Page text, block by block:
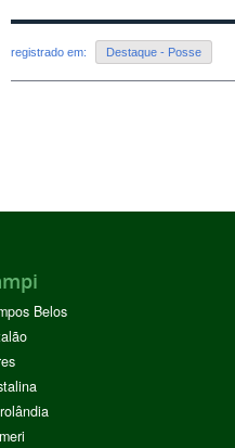
registrado em: Destaque - Posse
Belos